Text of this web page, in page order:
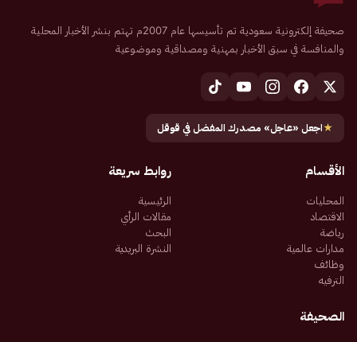
صحيفة إلكترونية سعودية تم تأسيسها عام 2007م تهتم بنشر الأخبار المحلية
والمنافسة في سبق الأخبار بمهنية ومصداقية وموضوعية
★اجعل «عاجل» مصدرك المفضل في قوقل
الأقسام
المحليات
الاقتصاد
رياضة
مدارات عالمية
وظائف
الترفيه
روابط سريعة
الرئيسية
مقالات الرأي
البحث
النشرة البريدية
الصحيفة